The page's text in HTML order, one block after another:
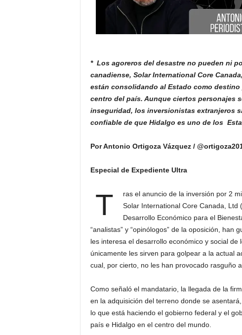
* Los agoreros del desastre no pueden ni
canadiense, Solar International Core
están consolidando al Estado como
centro del país. Aunque ciertos personajes
inseguridad, los inversionistas extranjeros
confiable de que Hidalgo es uno de los
Por Antonio Ortigoza Vázquez /
Especial de Expediente Ultra
T
ras el anuncio de la inversión por 2
Solar International Core Canada, Ltd
Desarrollo Económico para el
“analistas” y “opinólogos” de la oposición,
les interesa el desarrollo económico y social
únicamente les sirven para golpear a la actual
cual, por cierto, no les han provocado rasguño
Como señaló el mandatario, la llegada de la
en la adquisición del terreno donde se
lo que está haciendo el gobierno federal y el
país e Hidalgo en el centro del mundo.